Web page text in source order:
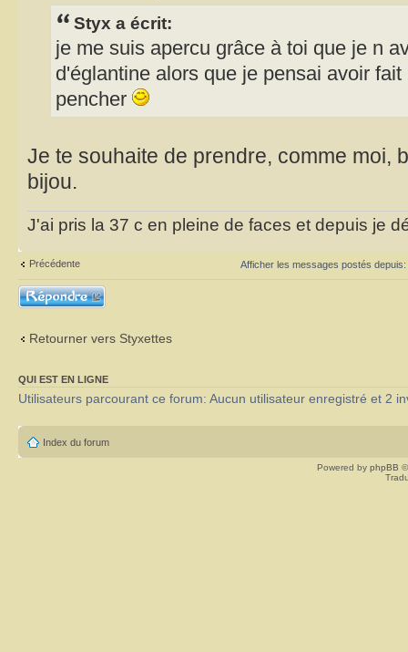
Styx a écrit:
je me suis apercu grâce à toi que je n
d'églantine alors que je pensai avoir
pencher
Je te souhaite de prendre, comme moi,
bijou.
J'ai pris la 37 c en pleine de faces et depuis je
Précédente Afficher les messages postés depuis:
Répondre
Retourner vers Styxettes
QUI EST EN LIGNE
Utilisateurs parcourant ce forum: Aucun utilisateur enregistré et 2
Index du forum
Powered by phpBB